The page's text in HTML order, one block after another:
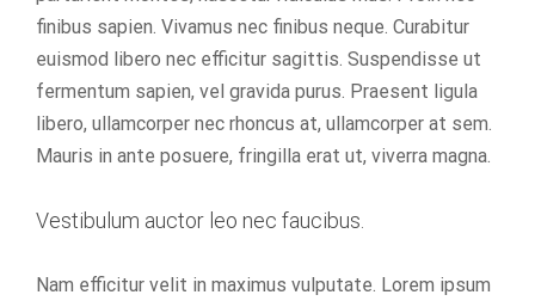
finibus sapien. Vivamus nec finibus neque. Curabitur
euismod libero nec efficitur sagittis. Suspendisse ut
fermentum sapien, vel gravida purus. Praesent ligula
libero, ullamcorper nec rhoncus at, ullamcorper at sem.
Mauris in ante posuere, fringilla erat ut, viverra magna.
Vestibulum auctor leo nec faucibus.
Nam efficitur velit in maximus vulputate. Lorem ipsum